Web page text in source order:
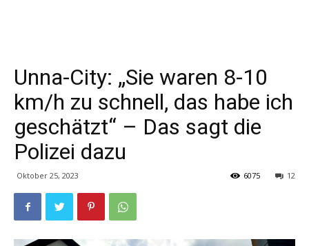
Unna-City: „Sie waren 8-10
km/h zu schnell, das habe ich
geschätzt“ – Das sagt die
Polizei dazu
Oktober 25, 2023 12
6075